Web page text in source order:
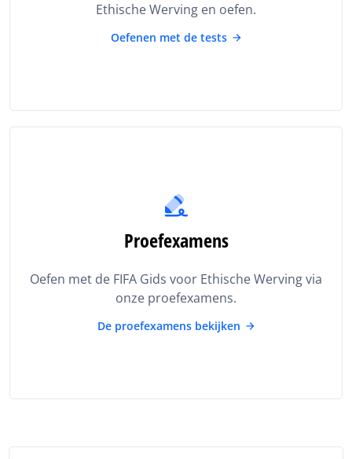
Ethische Werving en oefen.
Oefenen met de tests
Proefexamens
Oefen met de FIFA Gids voor Ethische Werving via
onze proefexamens.
De proefexamens bekijken